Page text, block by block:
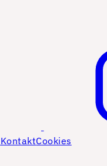
KontaktCookies